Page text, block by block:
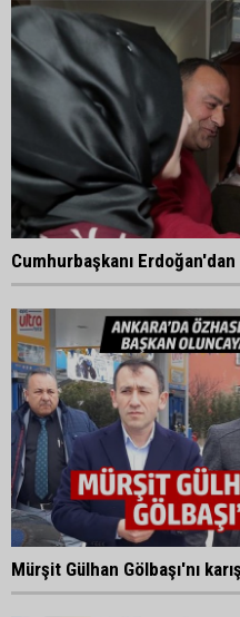
Cumhurbaşkanı
Mürşit Gülhan Gölbaşı'nı